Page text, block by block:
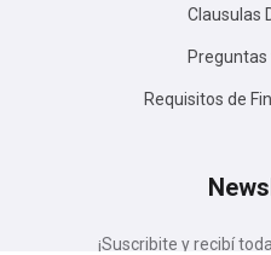
Clausulas
Requisitos de
¡Suscribite y recibí